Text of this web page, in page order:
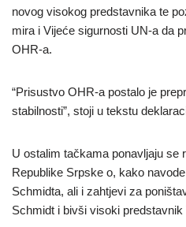
novog visokog predstavnika te
mira i Vijeće sigurnosti UN-a da
OHR-a.
“Prisustvo OHR-a postalo je
stabilnosti”, stoji u tekstu
U ostalim tačkama ponavljaju se
Republike Srpske o, kako
Schmidta, ali i zahtjevi za
Schmidt i bivši visoki predstavnik